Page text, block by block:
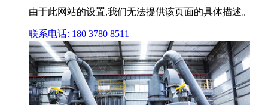
由于此网站的设置,我们无法提供该页面的具体描述。
联系电话: 180 3780 8511